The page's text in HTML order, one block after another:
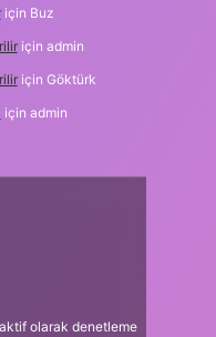
için Buz
için admin
için Göktürk
için admin
olarak denetleme